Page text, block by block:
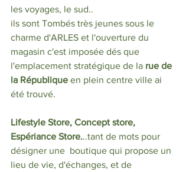
les voyages, le sud..
ils sont Tombés très jeunes sous le
charme d'ARLES et l'ouverture du
magasin c'est imposée dés que
l'emplacement stratégique de la rue de
la République en plein centre ville ai
été trouvé.
Lifestyle Store, Concept store,
Espériance Store...tant de mots pour
désigner une  boutique qui propose un
lieu de vie, d'échanges, et de